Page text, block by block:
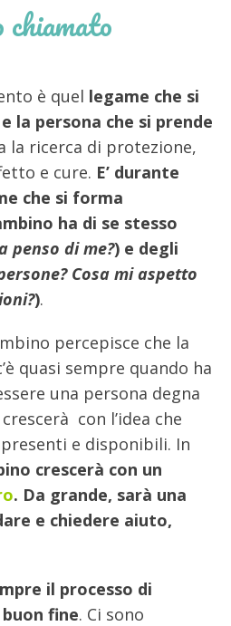
è quel legame che si
la persona che si prende
la ricerca di protezione,
e cure. E’ durante
che si forma
ha di se stesso
penso di me?) e degli
Cosa mi aspetto
).
percepisce che la
quasi sempre quando ha
una persona degna
con l’idea che
e disponibili. In
crescerà con un
. Da grande, sarà una
e chiedere aiuto,
il processo di
fine. Ci sono